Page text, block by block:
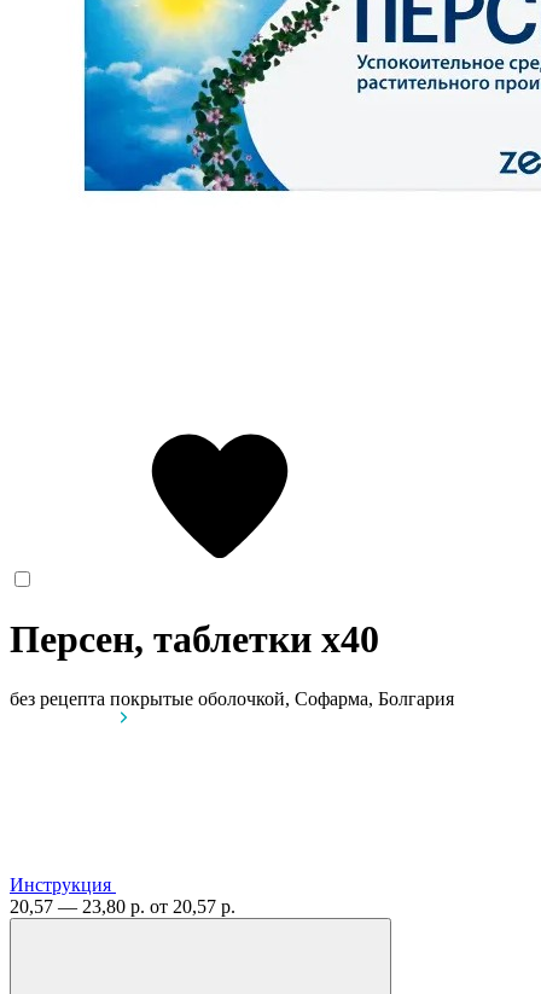
Персен, таблетки x40
без рецепта покрытые оболочкой, Софарма, Болгария
Инструкция
20,57 — 23,80 р. от 20,57 р.